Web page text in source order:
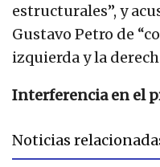
estructurales”, y
Gustavo Petro de
izquierda y la
Interferencia en el
Noticias